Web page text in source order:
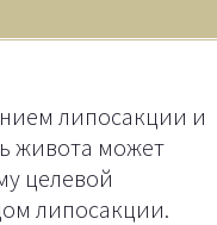
липосакции и
живота может
целевой
липосакции.